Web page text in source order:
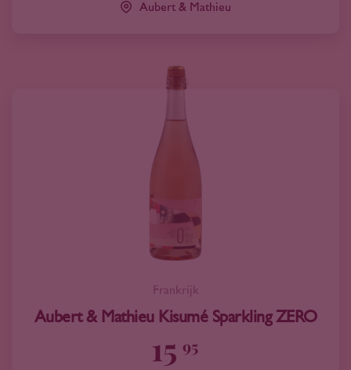
Aubert & Mathieu
Frankrijk
Aubert & Mathieu Kisumé Sparkling ZERO
15 95